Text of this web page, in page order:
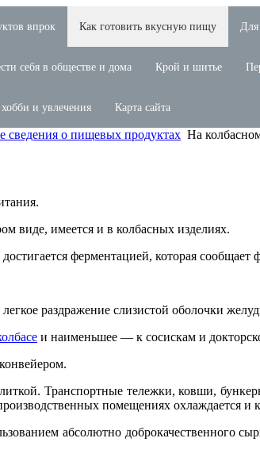
впрок Как готовить вкусную пищу Для
себя в обществе и дома Крой и шитье
и увлечения Карта сайта
сведения о пищевых продуктах На
виде, имеется и в колбасных изделиях.
ферментацией, которая
раздражение слизистой оболочки
и наименьшее — к сосискам и
Транспортные тележки, ковши,
помещениях охлаждается и
абсолютно доброкачественного